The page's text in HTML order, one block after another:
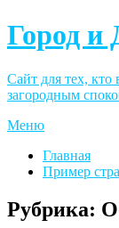
Город и
Сайт для тех,
загородным
Меню
Главная
Пример
Рубрика: